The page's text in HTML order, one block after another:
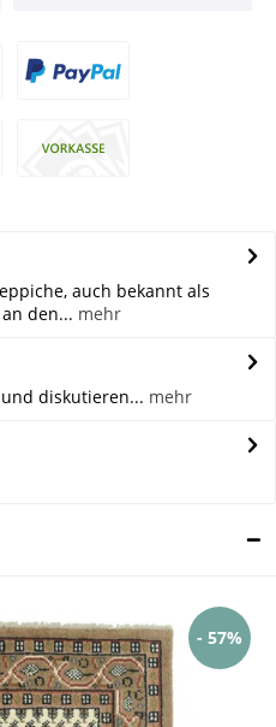
auch bekannt als
den... mehr
diskutieren... mehr
- 57%